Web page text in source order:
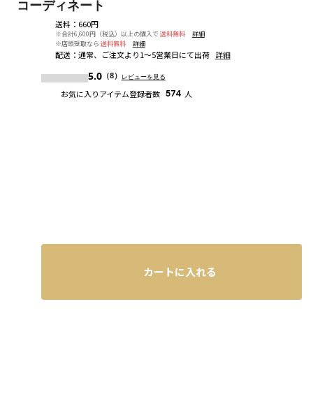
コーディネート
送料： 660円
※合計6,600円（税込）以上の購入で 送料無料
詳細
※店頭受取なら 送料無料 詳細
配送： 通常、ご注文より1～5営業日にて出荷 詳細
5.0（8） レビューを見る
お気に入りアイテム登録者数 574 人
カートに入れる